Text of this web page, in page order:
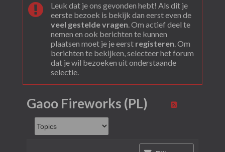
Leuk dat je ons gevonden hebt! Als dit je
eerste bezoek is bekijk dan eerst even de
veel gestelde vragen. Om actief deel te
nemen en ook berichten te kunnen
plaatsen moet je je eerst registeren. Om
berichten te bekijken, selecteer het forum
dat je wil bezoeken uit onderstaande
selectie.
Gaoo Fireworks (PL)